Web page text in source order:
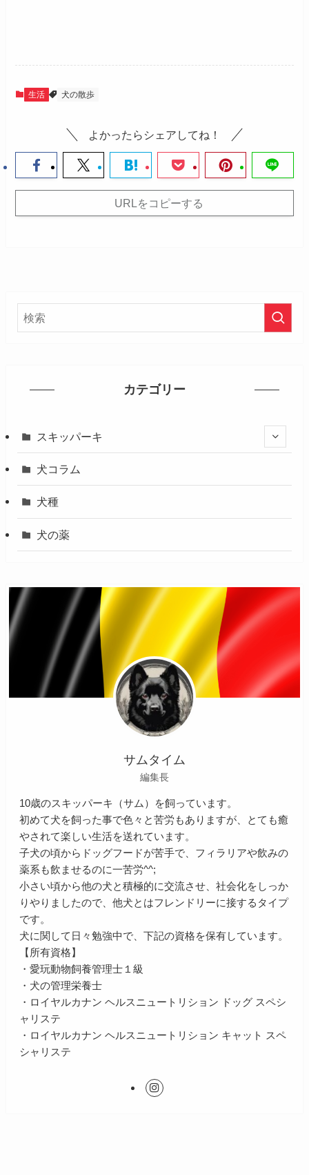
生活 犬の散歩
よかったらシェアしてね！
URLをコピーする
カテゴリー
スキッパーキ
犬コラム
犬種
犬の薬
サムタイム
編集長
10歳のスキッパーキ（サム）を飼っています。
初めて犬を飼った事で色々と苦労もありますが、とても癒
やされて楽しい生活を送れています。
子犬の頃からドッグフードが苦手で、フィラリアや飲みの
薬系も飲ませるのに一苦労^^;
小さい頃から他の犬と積極的に交流させ、社会化をしっか
りやりましたので、他犬とはフレンドリーに接するタイプ
です。
犬に関して日々勉強中で、下記の資格を保有しています。
【所有資格】
・愛玩動物飼養管理士１級
・犬の管理栄養士
・ロイヤルカナン ヘルスニュートリション ドッグ スペシ
ャリステ
・ロイヤルカナン ヘルスニュートリション キャット スペ
シャリステ